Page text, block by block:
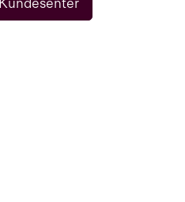
Kundesenter